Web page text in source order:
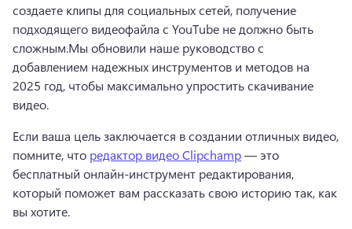
создаете клипы для социальных сетей, получение
подходящего видеофайла с YouTube не должно быть
сложным.Мы обновили наше руководство с
добавлением надежных инструментов и методов на
2025 год, чтобы максимально упростить скачивание
видео.
Если ваша цель заключается в создании отличных видео,
помните, что редактор видео Clipchamp — это
бесплатный онлайн-инструмент редактирования,
который поможет вам рассказать свою историю так, как
вы хотите.